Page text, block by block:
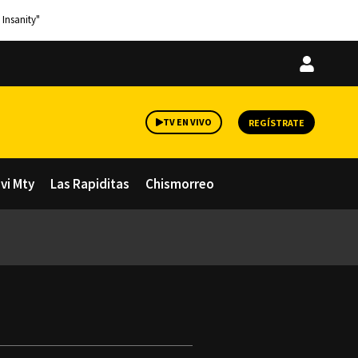
Iniciar
TV EN VIVO REGÍSTRATE
Mty Las Rapiditas Chismorreo